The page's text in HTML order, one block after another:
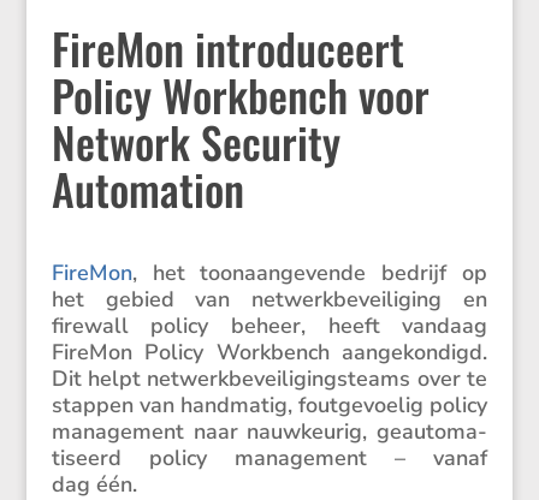
FireMon introduceert
Policy Workbench voor
Network Security
Automation
FireMon, het toonaan­ge­vende bedrijf op
het gebied van netwerk­be­vei­li­ging en
firewall policy beheer, heeft vandaag
FireMon Policy Workbench aange­kon­digd.
Dit helpt netwerk­be­vei­li­gings­teams over te
stappen van handmatig, foutge­voelig policy
manage­ment naar nauwkeurig, geauto­ma­
ti­seerd policy manage­ment – vanaf
dag één.